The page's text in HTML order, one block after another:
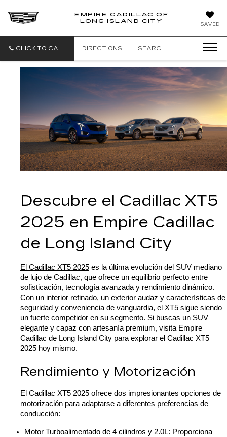
SAVED
EMPIRE CADILLAC OF
LONG ISLAND CITY
EMPIRE
OF
ISLAND
CITY
CLICK TO CALL DIRECTIONS SEARCH
Descubre el Cadillac XT5
2025 en Empire Cadillac
de Long Island City
El Cadillac XT5 2025 es la última evolución del SUV mediano
de lujo de Cadillac, que ofrece un equilibrio perfecto entre
sofisticación, tecnología avanzada y rendimiento dinámico.
Con un interior refinado, un exterior audaz y características de
seguridad y conveniencia de vanguardia, el XT5 sigue siendo
un fuerte competidor en su segmento. Si buscas un SUV
elegante y capaz con artesanía premium, visita Empire
Cadillac de Long Island City para explorar el Cadillac XT5
2025 hoy mismo.
Rendimiento y Motorización
El Cadillac XT5 2025 ofrece dos impresionantes opciones de
motorización para adaptarse a diferentes preferencias de
conducción:
Motor Turboalimentado de 4 cilindros y 2.0L: Proporciona